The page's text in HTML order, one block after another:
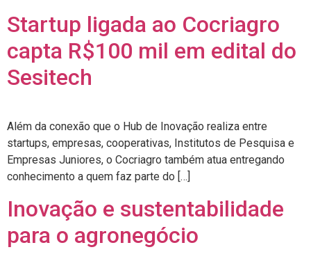
Startup ligada ao Cocriagro
capta R$100 mil em edital do
Sesitech
Além da conexão que o Hub de Inovação realiza entre
startups, empresas, cooperativas, Institutos de Pesquisa e
Empresas Juniores, o Cocriagro também atua entregando
conhecimento a quem faz parte do […]
Inovação e sustentabilidade
para o agronegócio